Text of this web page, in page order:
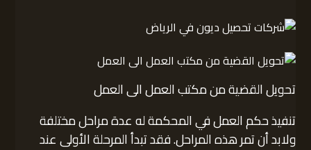
تحويل القضية من مكتب العمل الى العمل
تنفيذ حكم العمل في المحكمة له عدة مراحل مختلفة
ولابد أن تمر هذه المراحل. فقد تبدأ المرحلة الأولى عند